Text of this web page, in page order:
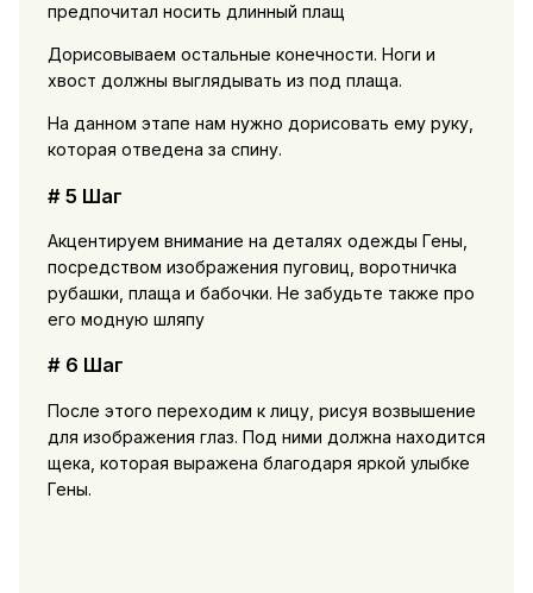
предпочитал носить длинный плащ
Дорисовываем остальные конечности. Ноги и
хвост должны выглядывать из под плаща.
На данном этапе нам нужно дорисовать ему руку,
которая отведена за спину.
# 5 Шаг
Акцентируем внимание на деталях одежды Гены,
посредством изображения пуговиц, воротничка
рубашки, плаща и бабочки. Не забудьте также про
его модную шляпу
# 6 Шаг
После этого переходим к лицу, рисуя возвышение
для изображения глаз. Под ними должна находится
щека, которая выражена благодаря яркой улыбке
Гены.